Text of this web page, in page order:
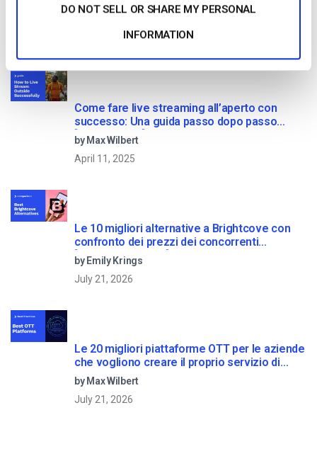
DO NOT SELL OR SHARE MY PERSONAL
INFORMATION
Come fare live streaming all’aperto con
successo: Una guida passo dopo passo
[2021 Update]
by Max Wilbert
April 11, 2025
Le 10 migliori alternative a Brightcove con
confronto dei prezzi dei concorrenti
[Updated for 2021]
by Emily Krings
July 21, 2026
Le 20 migliori piattaforme OTT per le aziende
che vogliono creare il proprio servizio di
streaming (2026)
by Max Wilbert
July 21, 2026